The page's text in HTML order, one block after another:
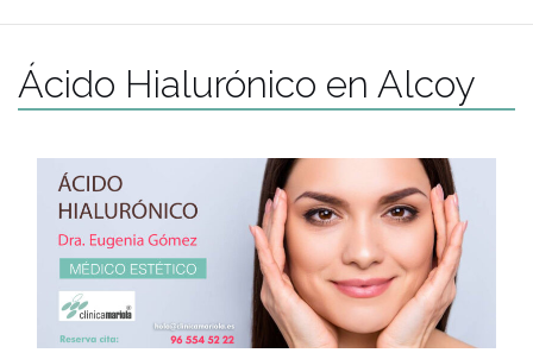
Ácido Hialurónico en Alcoy